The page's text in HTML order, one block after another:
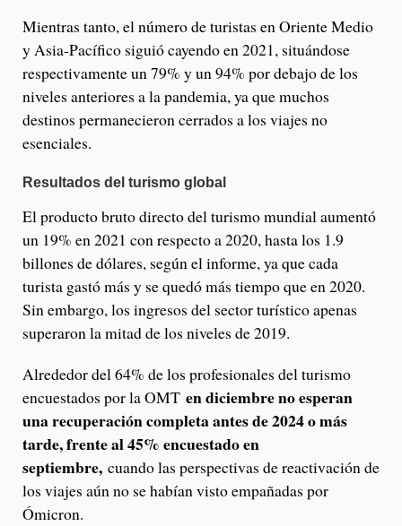
Mientras tanto, el número de turistas en Oriente Medio
y Asia-Pacífico siguió cayendo en 2021, situándose
respectivamente un 79% y un 94% por debajo de los
niveles anteriores a la pandemia, ya que muchos
destinos permanecieron cerrados a los viajes no
esenciales.
Resultados del turismo global
El producto bruto directo del turismo mundial aumentó
un 19% en 2021 con respecto a 2020, hasta los 1.9
billones de dólares, según el informe, ya que cada
turista gastó más y se quedó más tiempo que en 2020.
Sin embargo, los ingresos del sector turístico apenas
superaron la mitad de los niveles de 2019.
Alrededor del 64% de los profesionales del turismo
encuestados por la OMT en diciembre no esperan
una recuperación completa antes de 2024 o más
tarde, frente al 45% encuestado en
septiembre, cuando las perspectivas de reactivación de
los viajes aún no se habían visto empañadas por
Ómicron.